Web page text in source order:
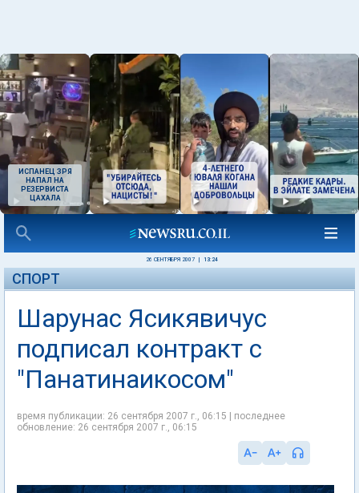
ИСПАНЕЦ ЗРЯ
НАПАЛ НА
РЕЗЕРВИСТА
ЦАХАЛА
26 СЕНТЯБРЯ 2007 13:24
СПОРТ
Шарунас Ясикявичус
подписал контракт с
"Панатинаикосом"
время публикации: 26 сентября 2007 г., 06:15 | последнее
обновление: 26 сентября 2007 г., 06:15